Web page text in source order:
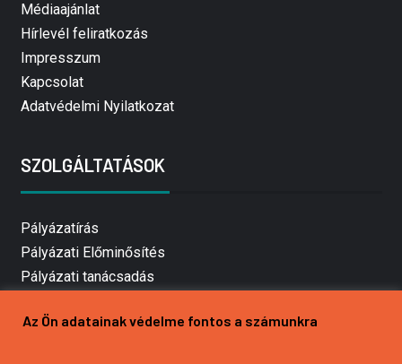
Médiaajánlat
Hírlevél feliratkozás
Impresszum
Kapcsolat
Adatvédelmi Nyilatkozat
SZOLGÁLTATÁSOK
Pályázatírás
Pályázati Előminősítés
Pályázati tanácsadás
Mezőgazdasági pályázatírás
Az Ön adatainak védelme fontos a számunkra